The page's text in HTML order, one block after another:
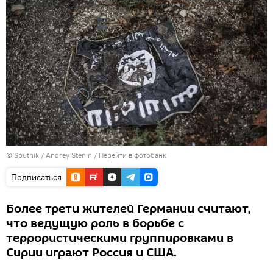
© Sputnik / Andrey Stenin / Перейти в фотобанк
Подписаться
Более трети жителей Германии считают,
что ведущую роль в борьбе с
террористическими группировками в
Сирии играют Россия и США.